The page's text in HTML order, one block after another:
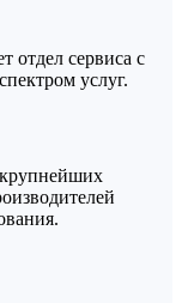
отдел сервиса с
услуг.